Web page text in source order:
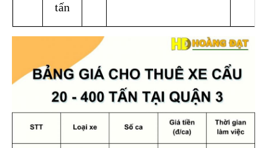
tấn